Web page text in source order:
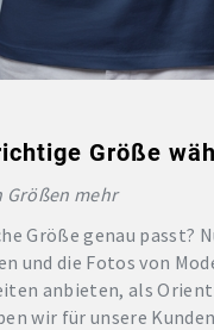
Größe
Größen mehr
Größe genau passt?
und die Fotos von
anbieten, als
wir für unsere